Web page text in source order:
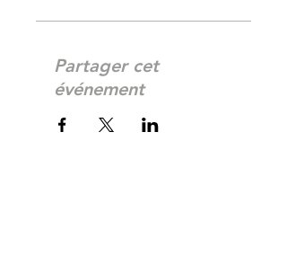
Partager cet
événement